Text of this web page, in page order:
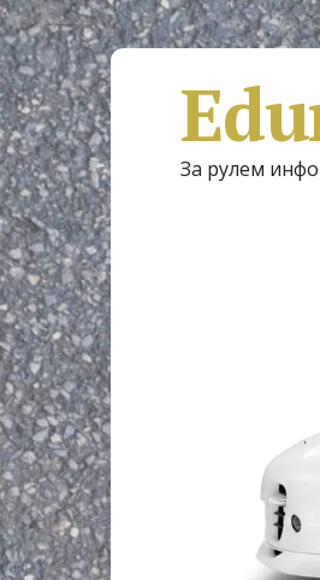
За рулем